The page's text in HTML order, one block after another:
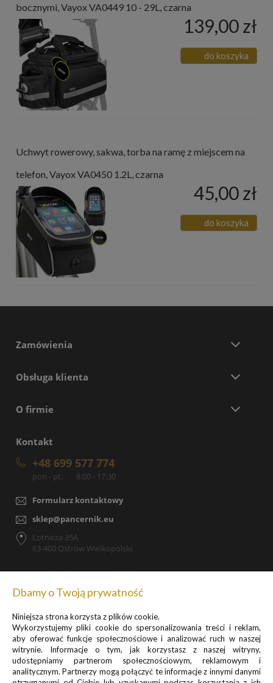
bocznymi, Vayox VA0449 10 - 29L, czarna
139,00 zł
do koszyka
Uchwyt rowerowy, sakwa, torba na ramę z miejscem na
telefon, Vayox VA0450 1.2L, czarna
45,00 zł
do koszyka
Zamówienia
Obsługa klienta
O firmie
Kontakt
+48 699 577 774
pon - pt: 8:00 - 17:30
Formularz kontaktowy
sklep@pancernik.eu
Lotnicza 35A
63-400 Ostrów Wielkopolski
Zapisz się do newslettera, by otrzymywać informacje o
promocjach i nowościach
Dbamy o Twoją prywatność
Niniejsza strona korzysta z plików cookie.
Wykorzystujemy pliki cookie do spersonalizowania treści i reklam,
aby oferować funkcje społecznościowe i analizować ruch w naszej
witrynie. Informacje o tym, jak korzystasz z naszej witryny,
udostępniamy partnerom społecznościowym, reklamowym i
analitycznym. Partnerzy mogą połączyć te informacje z innymi danymi